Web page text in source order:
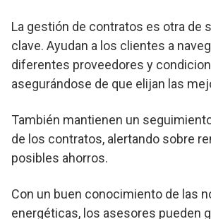
La gestión de contratos es otra de
clave. Ayudan a los clientes a
diferentes proveedores y
asegurándose de que elijan las
También mantienen un
de los contratos, alertando sobre
posibles ahorros.
Con un buen conocimiento de las
energéticas, los asesores pueden